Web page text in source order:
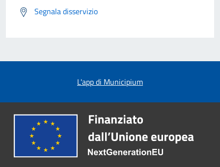
Segnala disservizio
L'app di Municipium